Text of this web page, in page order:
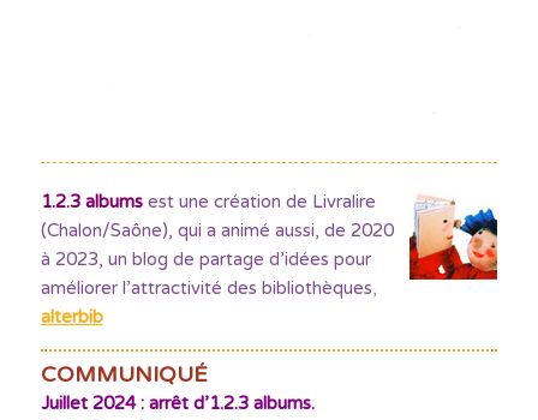
1.2.3 albumsest une création de Livralire
(Chalon/Saône), qui a animé aussi, de 2020
à 2023, un blog de partage d’idées pour
améliorer l’attractivité des bibliothèques,
alterbib
COMMUNIQUÉ
Juillet 2024 : arrêt d’1.2.3 albums.